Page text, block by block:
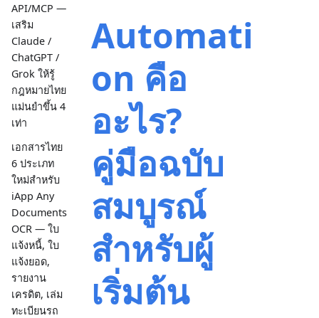
API/MCP —
เสริม
Claude /
ChatGPT /
Grok ให้รู้
กฎหมายไทย
แม่นยำขึ้น 4
เท่า
เอกสารไทย
6 ประเภท
ใหม่สำหรับ
iApp Any
Documents
OCR — ใบ
แจ้งหนี้, ใบ
แจ้งยอด,
รายงาน
เครดิต, เล่ม
ทะเบียนรถ
Automati
on คือ
อะไร?
คู่มือฉบับ
สมบูรณ์
สำหรับผู้
เริ่มต้น